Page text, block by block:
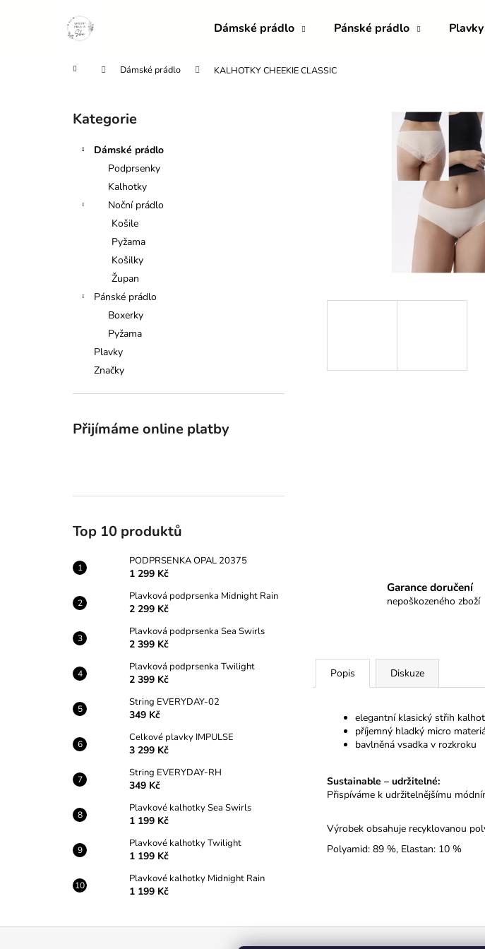
Dámské prádlo Pánské prádlo Plavky
Domů Dámské prádlo KALHOTKY CHEEKIE CLASSIC
Přeskočit
kategorie
Kategorie
Dámské prádlo
Podprsenky
Kalhotky
Noční prádlo
Košile
Pyžama
Košilky
Župan
Pánské prádlo
Boxerky
Pyžama
Plavky
Značky
Přijímáme online platby
Top 10 produktů
PODPRSENKA OPAL 20375
1 299 Kč
Plavková podprsenka Midnight Rain
2 299 Kč
Plavková podprsenka Sea Swirls
2 399 Kč
Plavková podprsenka Twilight
2 399 Kč
String EVERYDAY-02
349 Kč
Celkové plavky IMPULSE
3 299 Kč
String EVERYDAY-RH
349 Kč
Plavkové kalhotky Sea Swirls
1 199 Kč
Plavkové kalhotky Twilight
1 199 Kč
Plavkové kalhotky Midnight Rain
1 199 Kč
Garance doručení
nepoškozeného zboží
Popis Diskuze
elegantní klasický střih
příjemný hladký micro
bavlněná vsadka v rozkroku
Sustainable – udržitelné:
Přispíváme k udržitelnějšímu
Výrobek obsahuje recyklovanou
Polyamid: 89 %, Elastan: 10 %
Zpět
Zpět
Co potřebujete najít?
Doporučujeme
PODPRSENKA OPAL 20375
1 299 Kč